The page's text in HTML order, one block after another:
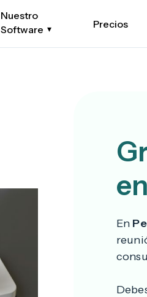
Nuestro
Software
Precios
En